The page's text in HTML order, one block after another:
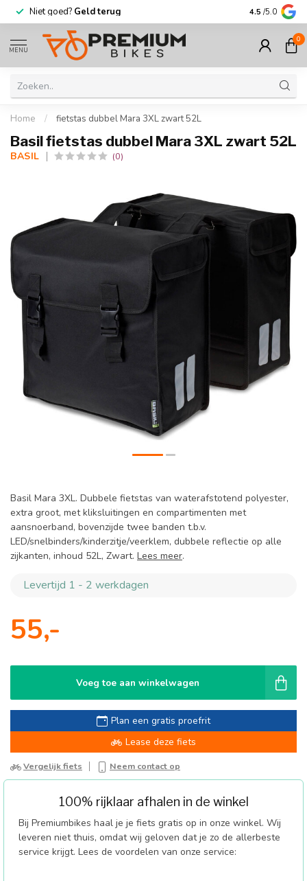
Niet goed? Geld terug Meer dan
4.5 /5.0
MENU
0
Home / fietstas dubbel Mara 3XL zwart 52L
Basil fietstas dubbel Mara 3XL zwart 52L
BASIL (0)
Basil Mara 3XL. Dubbele fietstas van waterafstotend polyester,
extra groot, met kliksluitingen en compartimenten met
aansnoerband, bovenzijde twee banden t.b.v.
LED/snelbinders/kinderzitje/veerklem, dubbele reflectie op alle
zijkanten, inhoud 52L, Zwart. Lees meer.
Levertijd 1 - 2 werkdagen
55,-
Voeg toe aan winkelwagen
Plan een gratis proefrit
Lease deze fiets
Vergelijk fiets Neem contact op
100% rijklaar afhalen in de winkel
Bij Premiumbikes haal je je fiets gratis op in onze winkel. Wij
leveren niet thuis, omdat wij geloven dat je zo de allerbeste
service krijgt. Lees de voordelen van onze service: